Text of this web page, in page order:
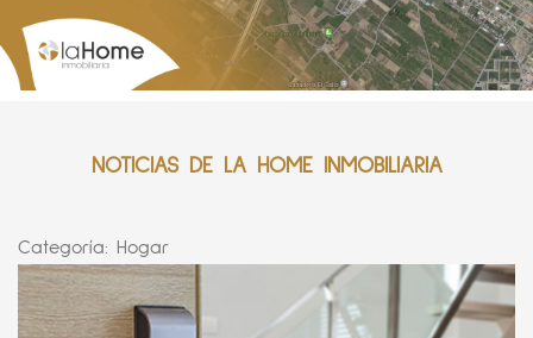
NOTICIAS DE LA HOME INMOBILIARIA
Categoría: Hogar